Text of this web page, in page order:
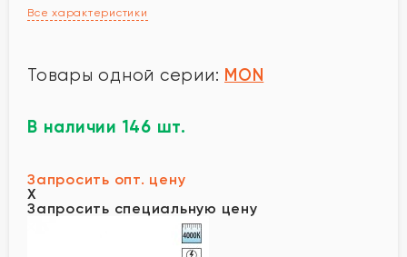
Все характеристики
Товары одной серии: MON
В наличии 146 шт.
Запросить опт. цену
X
Запросить специальную цену